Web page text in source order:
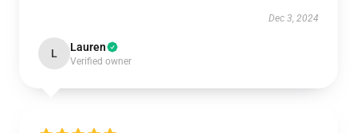
Dec 3, 2024
L Lauren
Verified owner